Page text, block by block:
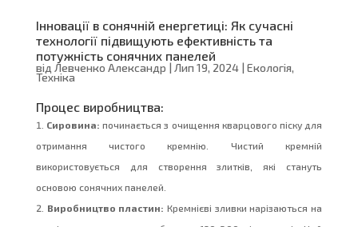
Інновації в сонячній енергетиці: Як сучасні
технології підвищують ефективність та
потужність сонячних панелей
від Левченко Александр | Лип 19, 2024| Екологія,
Техніка
Процес виробництва:
Сировина: починається з очищення кварцового піску для
отримання чистого кремнію. Чистий кремній
використовується для створення злитків, які стануть
основою сонячних панелей.
Виробництво пластин: Кремнієві зливки нарізаються на